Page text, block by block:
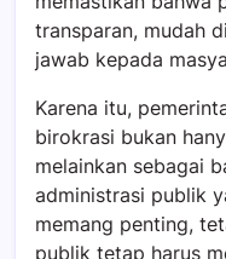
transparan, mudah
jawab kepada
Karena itu,
birokrasi bukan
melainkan sebagai
administrasi publik
memang penting,
publik tetap harus